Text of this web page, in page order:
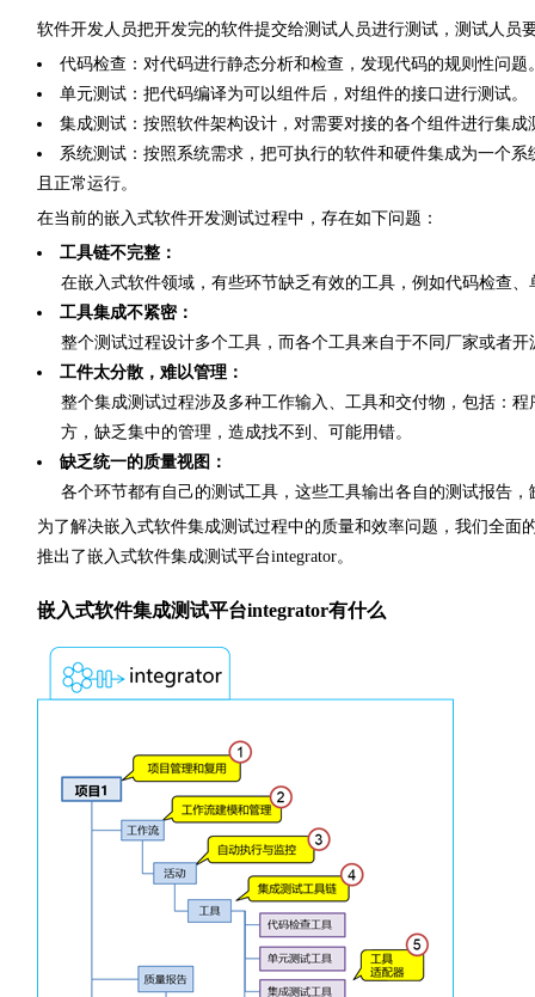
软件开发人员把开发完的软件提交给测试人员进行测试，测试人员
代码检查：对代码进行静态分析和检查，发现代码的规则性问题
单元测试：把代码编译为可以组件后，对组件的接口进行测试。
集成测试：按照软件架构设计，对需要对接的各个组件进行集
系统测试：按照系统需求，把可执行的软件和硬件集成为一个
且正常运行。
在当前的嵌入式软件开发测试过程中，存在如下问题：
工具链不完整：
在嵌入式软件领域，有些环节缺乏有效的工具，例如代码检查
工具集成不紧密：
整个测试过程设计多个工具，而各个工具来自于不同厂家或者
工件太分散，难以管理：
整个集成测试过程涉及多种工作输入、工具和交付物，包括：
方，缺乏集中的管理，造成找不到、可能用错。
缺乏统一的质量视图：
各个环节都有自己的测试工具，这些工具输出各自的测试报告
为了解决嵌入式软件集成测试过程中的质量和效率问题，我们全
推出了嵌入式软件集成测试平台integrator。
嵌入式软件集成测试平台integrator有什么